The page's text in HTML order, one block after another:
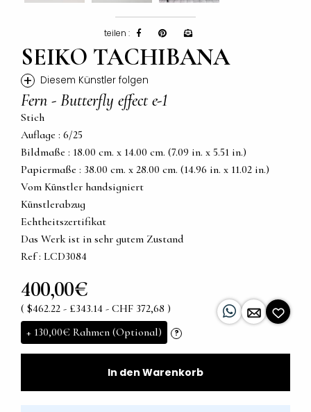
teilen :
SEIKO TACHIBANA
+ Diesem Künstler folgen
Fern - Butterfly effect e-1
Stich
Auflage : 6/25
Bildmaße : 18.00 cm. x 14.00 cm. (7.09 in. x 5.51 in.)
Papiermaße : 38.00 cm. x 28.00 cm. (14.96 in. x 11.02 in.)
Vom Künstler handsigniert
Künstlerabzug
Echtheitszertifikat
Das Werk ist in sehr gutem Zustand
Ref : LCD3084
400,00€
( $462.22 - £343.14 - CHF 372,68 )
+ 130,00€ Rahmen (Optional) ?
In den Warenkorb